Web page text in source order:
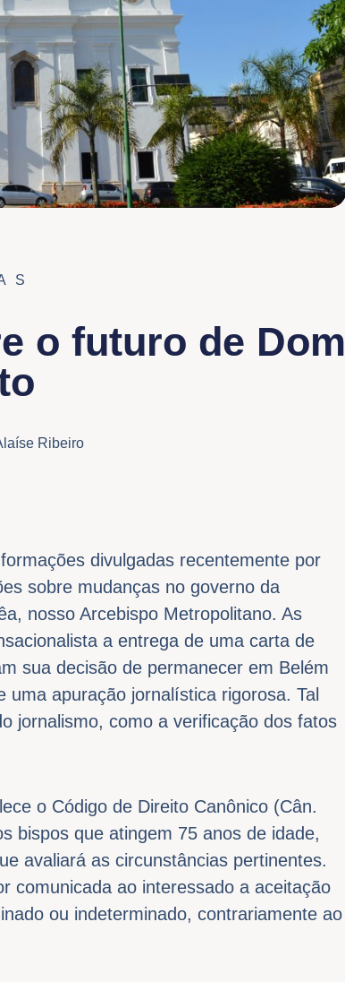
o futuro de Dom
Ribeiro
divulgadas recentemente por
sobre mudanças no governo da
nosso Arcebispo Metropolitano. As
a entrega de uma carta de
sua decisão de permanecer em Belém
apuração jornalística rigorosa. Tal
jornalismo, como a verificação dos fatos
o Código de Direito Canônico (Cân.
bispos que atingem 75 anos de idade,
avaliará as circunstâncias pertinentes.
comunicada ao interessado a aceitação
ou indeterminado, contrariamente ao